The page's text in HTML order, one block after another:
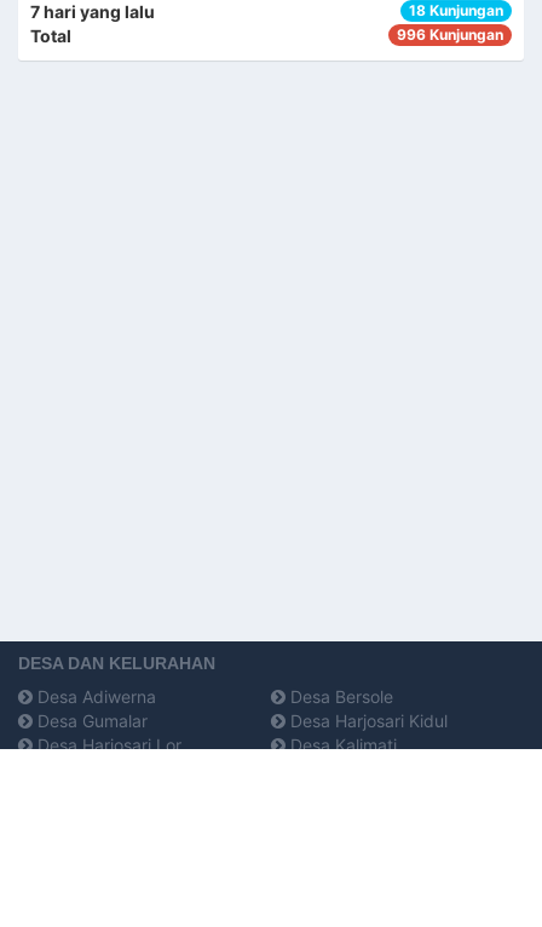
7 hari yang lalu 18 Kunjungan
Total 996 Kunjungan
DESA DAN KELURAHAN
Desa Adiwerna
Desa Bersole
Desa Gumalar
Desa Harjosari Kidul
Desa Harjosari Lor
Desa Kalimati